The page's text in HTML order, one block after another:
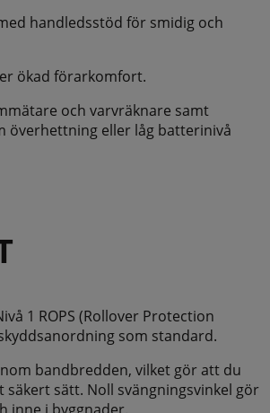
handledsstöd för smidig och
ökad förarkomfort.
och varvräknare samt
överhettning eller låg batterinivå
1 ROPS (Rollover Protection
som standard.
bandbredden, vilket gör att du
sätt. Noll svängningsvinkel gör